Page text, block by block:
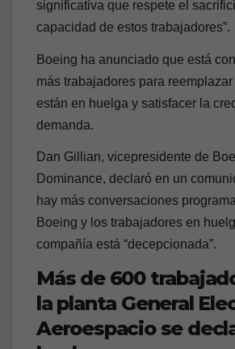
significativa que respete el
capacidad de estos trabajadores”.
Boeing ha anunciado que está
más trabajadores para
están en huelga y satisfacer la
demanda.
Dan Gillian, vicepresidente de
Dominance, declaró en un
hay más conversaciones
Boeing y los trabajadores en
compañía está “decepcionada”.
Más de 600
la planta General
Aeroespacio se